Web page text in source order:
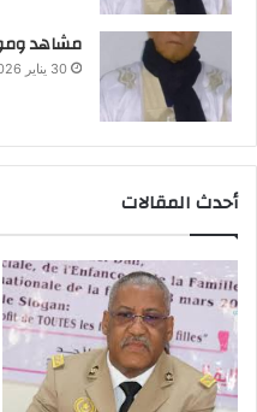
مشاهد
30 يناير 2026
أحدث المقالات